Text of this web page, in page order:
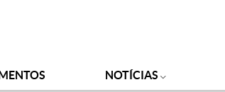
NOTÍCIAS